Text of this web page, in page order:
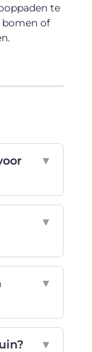
te
of
▼
▼
▼
▼